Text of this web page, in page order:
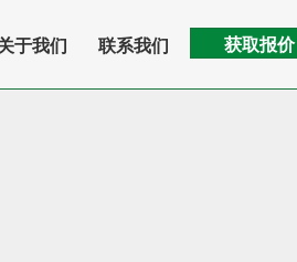
于我们 联系我们 获取报价